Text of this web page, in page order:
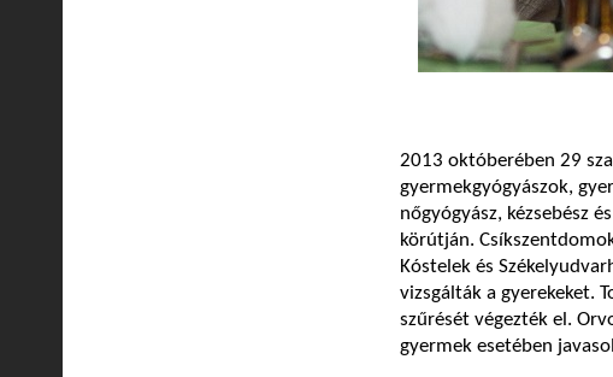
2013 októberében 29
gyermekgyógyászok,
nőgyógyász, kézsebész
körútján.
Kóstelek és
vizsgálták a gyerekeket.
szűrését végezték el.
gyermek esetében